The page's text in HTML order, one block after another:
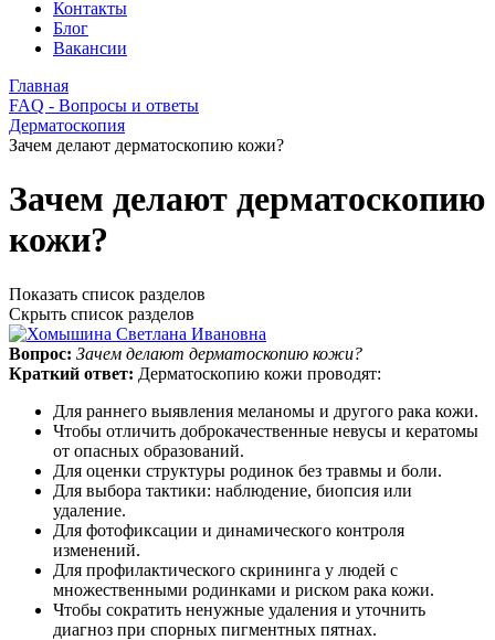
Контакты
Блог
Вакансии
Главная
FAQ - Вопросы и ответы
Дерматоскопия
Зачем делают дерматоскопию кожи?
Зачем делают дерматоскопию
кожи?
Показать список разделов
Скрыть список разделов
Вопрос: Зачем делают дерматоскопию кожи?
Краткий ответ: Дерматоскопию кожи проводят:
Для раннего выявления меланомы и другого рака кожи.
Чтобы отличить доброкачественные невусы и кератомы
от опасных образований.
Для оценки структуры родинок без травмы и боли.
Для выбора тактики: наблюдение, биопсия или
удаление.
Для фотофиксации и динамического контроля
изменений.
Для профилактического скрининга у людей с
множественными родинками и риском рака кожи.
Чтобы сократить ненужные удаления и уточнить
диагноз при спорных пигментных пятнах.